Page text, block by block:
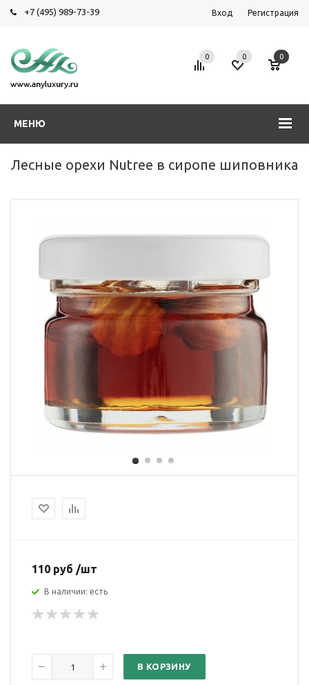
+7 (495) 989-73-39 Вход Регистрация
МЕНЮ
0 0 0
Лесные орехи Nutree в сиропе шиповника
110 руб /шт
В наличии: есть
В КОРЗИНУ